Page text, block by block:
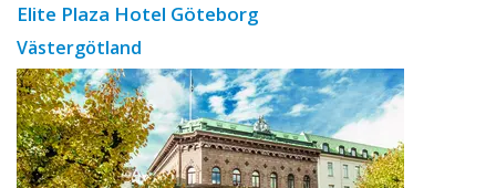
Elite Plaza Hotel Göteborg
Västergötland